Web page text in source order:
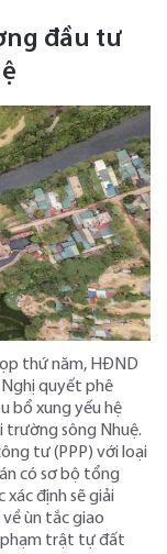
đầu tư
thứ năm, HĐND
quyết phê
bổ xung yếu hệ
trường sông Nhuệ.
tư (PPP) với loại
có sơ bộ tổng
định sẽ giải
ùn tắc giao
phạm trật tự đất